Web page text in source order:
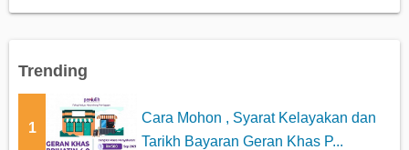
Trending
1
Cara Mohon , Syarat Kelayakan dan
Tarikh Bayaran Geran Khas P...